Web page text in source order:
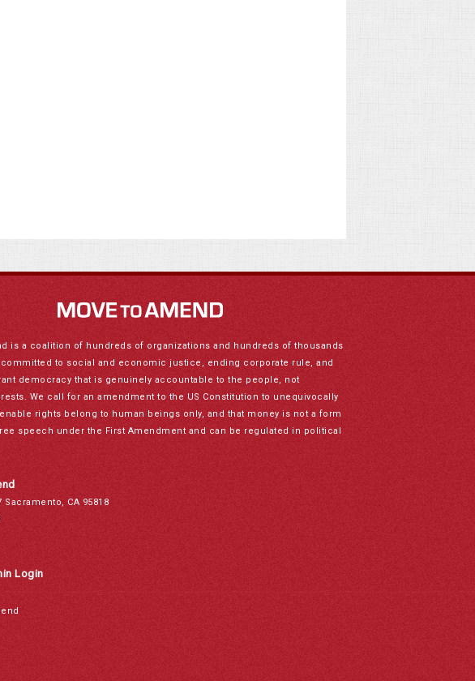
is a coalition of hundreds of organizations and hundreds of thousands
to social and economic justice, ending corporate rule, and
democracy that is genuinely accountable to the people, not
We call for an amendment to the US Constitution to unequivocally
rights belong to human beings only, and that money is not a form
speech under the First Amendment and can be regulated in political
Sacramento, CA 95818
Login